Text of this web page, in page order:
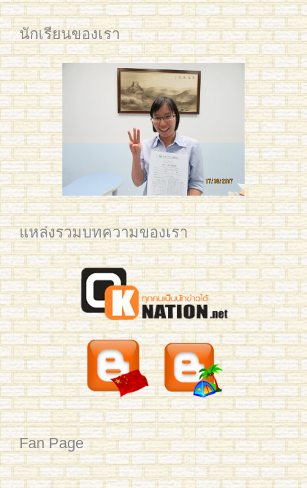
นักเรียนของเรา
IMG_5671 edited small
2561 นิว มช Post Web
2561 BAM Post web
2561 YIM Post web
2561 PLAM CU for Post
mean-hsk3-293
benz-yct3-190-2
jingjing-yct3-189
Business Chinese Course 2016
Han laoshi class 2
Small Kids L & Preaw
อาทิตย์เช้า HSK4
IMG_0731 crop
YIM TRIAM 2015
แหล่งรวมบทความของเรา
Fan Page